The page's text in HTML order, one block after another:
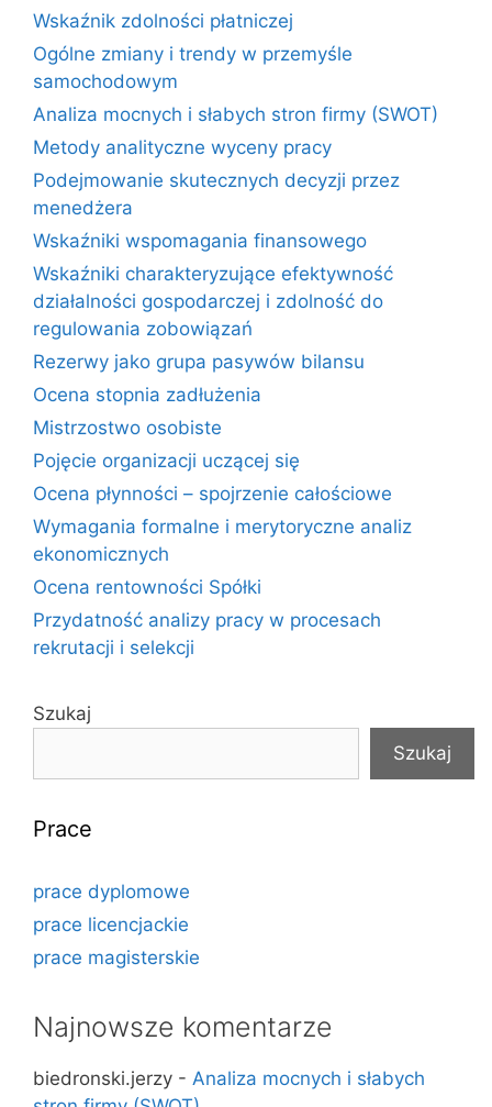
Wskaźnik zdolności płatniczej
Ogólne zmiany i trendy w przemyśle
samochodowym
Analiza mocnych i słabych stron firmy (SWOT)
Metody analityczne wyceny pracy
Podejmowanie skutecznych decyzji przez
menedżera
Wskaźniki wspomagania finansowego
Wskaźniki charakteryzujące efektywność
działalności gospodarczej i zdolność do
regulowania zobowiązań
Rezerwy jako grupa pasywów bilansu
Ocena stopnia zadłużenia
Mistrzostwo osobiste
Pojęcie organizacji uczącej się
Ocena płynności – spojrzenie całościowe
Wymagania formalne i merytoryczne analiz
ekonomicznych
Ocena rentowności Spółki
Przydatność analizy pracy w procesach
rekrutacji i selekcji
Szukaj
Szukaj
Prace
prace dyplomowe
prace licencjackie
prace magisterskie
Najnowsze komentarze
biedronski.jerzy - Analiza mocnych i słabych